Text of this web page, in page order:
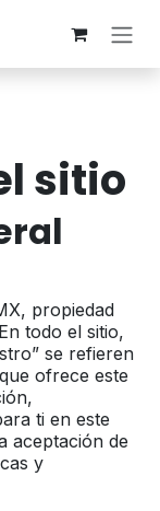
sitio
propiedad
todo el sitio,
se refieren
ofrece este
ti en este
aceptación de
y